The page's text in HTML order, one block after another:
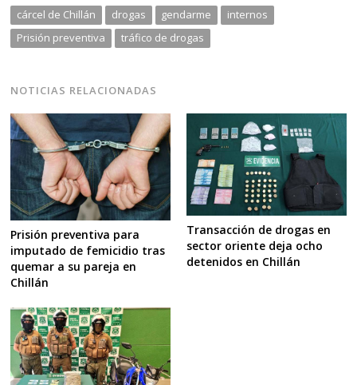
cárcel de Chillán drogas gendarme
internos
Prisión preventiva
tráfico de drogas
NOTICIAS RELACIONADAS
Prisión preventiva para
imputado de femicidio tras
quemar a su pareja en
Chillán
Transacción de drogas en
sector oriente deja ocho
detenidos en Chillán